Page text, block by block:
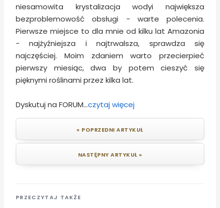
niesamowita krystalizacja wodyi największa
bezproblemowość obsługi - warte polecenia.
Pierwsze miejsce to dla mnie od kilku lat Amazonia
- najżyźniejsza i najtrwalsza, sprawdza się
najczęściej. Moim zdaniem warto przecierpieć
pierwszy miesiąc, dwa by potem cieszyć się
pięknymi roślinami przez kilka lat.
Dyskutuj na FORUM...czytaj więcej
« POPRZEDNI ARTYKUŁ
NASTĘPNY ARTYKUŁ »
PRZECZYTAJ TAKŻE